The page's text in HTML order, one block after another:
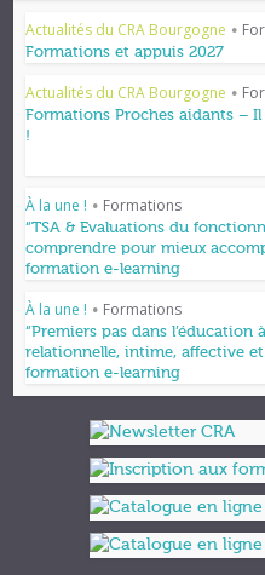
Actualités du CRA Bourgogne •
Formations et appuis 2027
Actualités du CRA Bourgogne •
Formations Proches aidants – Il
!
À la une ! • Formations
“TSA & Evaluations du
comprendre pour mieux
formation e-learning
À la une ! • Formations
“Premiers pas dans l’éducation
relationnelle, intime, affective et
formation e-learning